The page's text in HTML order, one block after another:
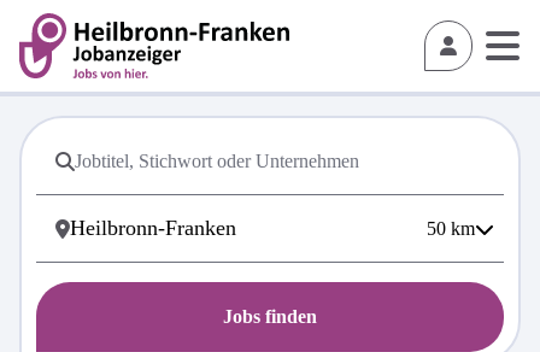
50 km
Jobs finden